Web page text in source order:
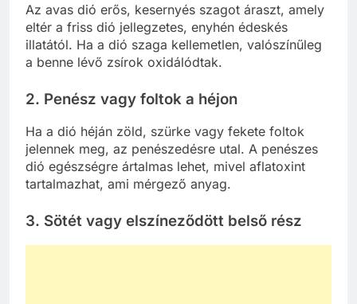
Az avas dió erős, kesernyés szagot áraszt, amely
eltér a friss dió jellegzetes, enyhén édeskés
illatától. Ha a dió szaga kellemetlen, valószínűleg
a benne lévő zsírok oxidálódtak.
2. Penész vagy foltok a héjon
Ha a dió héján zöld, szürke vagy fekete foltok
jelennek meg, az penészedésre utal. A penészes
dió egészségre ártalmas lehet, mivel aflatoxint
tartalmazhat, ami mérgező anyag.
3. Sötét vagy elszíneződött belső rész